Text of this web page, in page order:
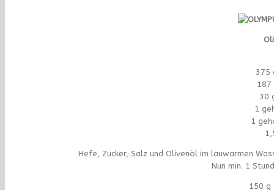
375
30
1
1
Hefe, Zucker, Salz und Olivenöl im lauwarmen
Nun min. 1
150 g